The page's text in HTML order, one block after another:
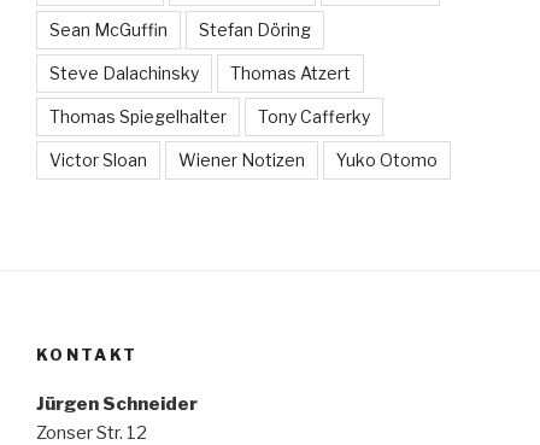
Sean McGuffin Stefan Döring
Steve Dalachinsky Thomas Atzert
Thomas Spiegelhalter Tony Cafferky
Victor Sloan Wiener Notizen Yuko Otomo
KONTAKT
Jürgen Schneider
Zonser Str. 12